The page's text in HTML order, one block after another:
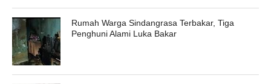
Rumah Warga Sindangrasa Terbakar, Tiga
Penghuni Alami Luka Bakar